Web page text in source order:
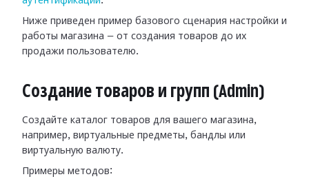
Ниже приведен пример базового сценария настройки и
работы магазина — от создания товаров до их
продажи пользователю.
Создание товаров и групп (Admin)
Создайте каталог товаров для вашего магазина,
например, виртуальные предметы, бандлы или
виртуальную валюту.
Примеры методов: